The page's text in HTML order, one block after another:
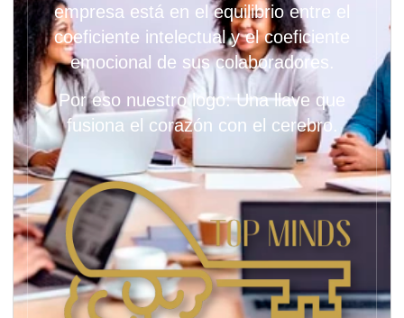
empresa está en el equilibrio entre el
coeficiente intelectual y el coeficiente
emocional de sus colaboradores.
Por eso nuestro logo: Una llave que
fusiona el corazón con el cerebro.